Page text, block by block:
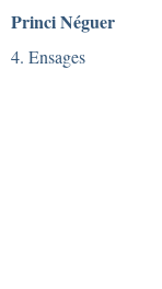
Princi Néguer
4. Ensages